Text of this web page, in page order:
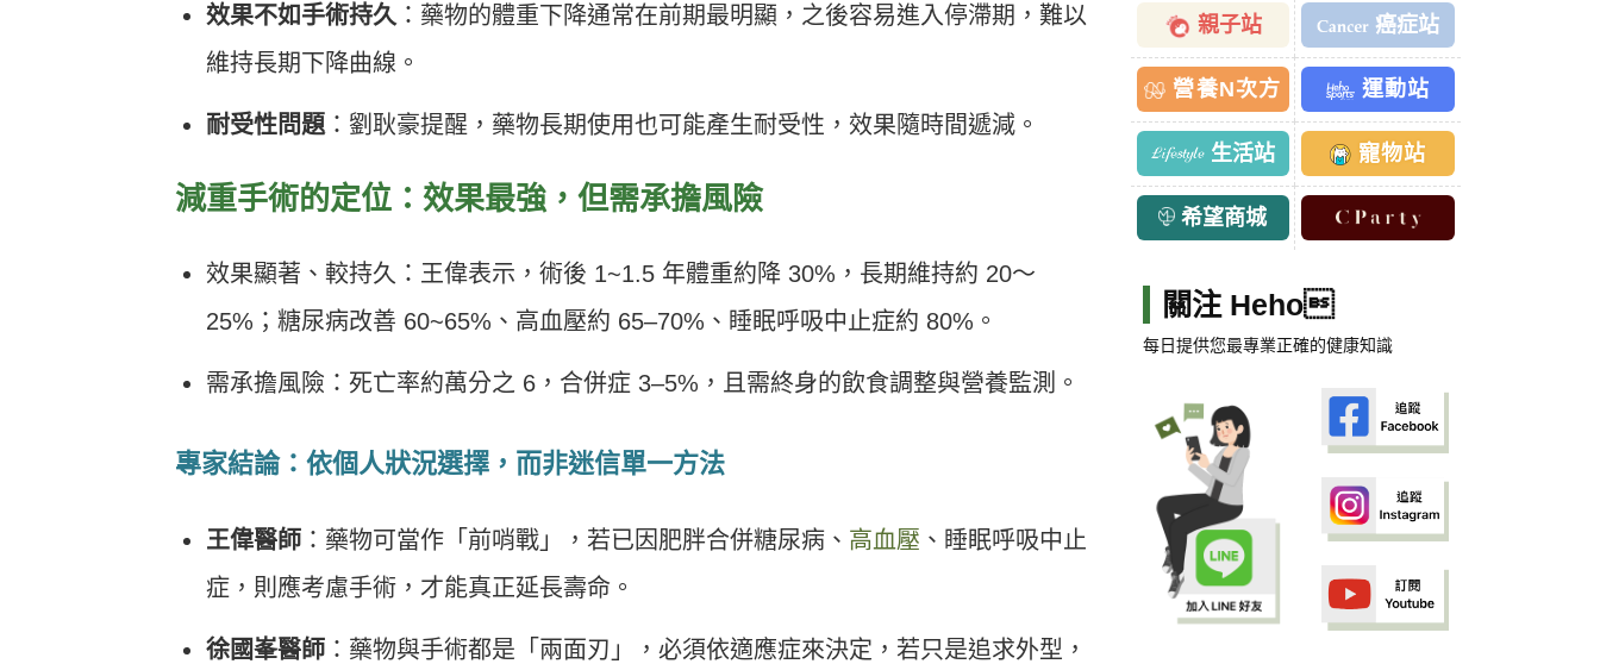
效果不如手術持久 ：藥物的體重下降通常在前期最明顯，之後容易進入停滯期，難以
維持長期下降曲線。
耐受性問題 ：劉耿豪提醒，藥物長期使用也可能產生耐受性，效果隨時間遞減。
減重手術的定位：效果最強，但需承擔風險
效果顯著、較持久：王偉表示，術後 1~1.5 年體重約降 30%，長期維持約 20～
25%；糖尿病改善 60~65%、高血壓約 65–70%、睡眠呼吸中止症約 80%。
需承擔風險：死亡率約萬分之 6，合併症 3–5%，且需終身的飲食調整與營養監測。
專家結論：依個人狀況選擇，而非迷信單一方法
王偉醫師 ：藥物可當作「前哨戰」，若已因肥胖合併糖尿病、 高血壓 、睡眠呼吸中止
症，則應考慮手術，才能真正延長壽命。
徐國峯醫師 ：藥物與手術都是「兩面刃」，必須依適應症來決定，若只是追求外型，
親子站 癌症站
營養N次方 運動站
生活站 寵物站
希望商城
關注 Heho
每日提供您最專業正確的健康知識